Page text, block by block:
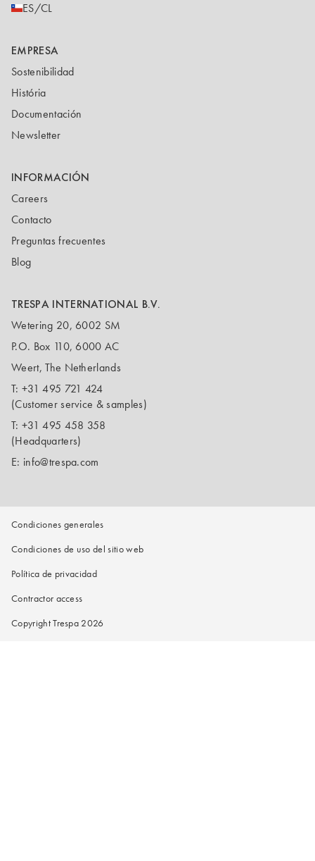
ES/CL
EMPRESA
Sostenibilidad
História
Documentación
Newsletter
INFORMACIÓN
Careers
Contacto
Preguntas frecuentes
Blog
TRESPA INTERNATIONAL B.V.
Wetering 20, 6002 SM
P.O. Box 110, 6000 AC
Weert, The Netherlands
T: +31 495 721 424
(Customer service & samples)
T: +31 495 458 358
(Headquarters)
E: info@trespa.com
Condiciones generales
Condiciones de uso del sitio web
Política de privacidad
Contractor access
Copyright Trespa 2026